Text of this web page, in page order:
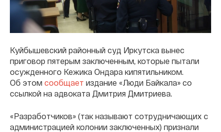
Куйбышевский районный суд Иркутска вынес
приговор пятерым заключенным, которые пытали
осужденного Кежика Ондара кипятильником.
Об этом сообщает издание «Люди Байкала» со
ссылкой на адвоката Дмитрия Дмитриева.
«Разработчиков» (так называют сотрудничающих с
администрацией колонии заключенных) признали